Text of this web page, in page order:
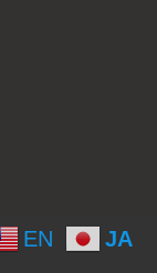
EN JA